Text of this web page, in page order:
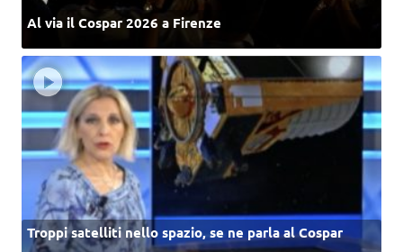
Al via il Cospar 2026 a Firenze
Troppi satelliti nello spazio, se ne parla al Cospar